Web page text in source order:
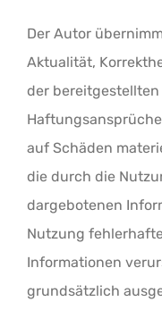
Der Autor
Aktualität,
der
auf Schäden
die durch die
dargebotenen
Nutzung
Informationen
grundsätzlich